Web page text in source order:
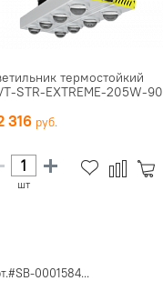
термостойкий
STR-EXTREME-205W-90
316
шт
0001584...